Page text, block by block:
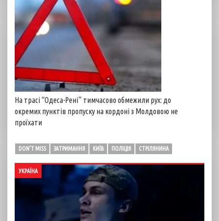
На трасі “Одеса-Рені” тимчасово обмежили рух: до
окремих пунктів пропуску на кордоні з Молдовою не
проїхати
DON'T MISS ЗАТРИМАННЯ КИЇВ ПОЛІЦІЯ СТРІЛЯНИНА
УКРАЇНА